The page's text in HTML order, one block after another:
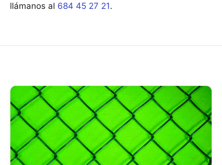
llámanos al 684 45 27 21.